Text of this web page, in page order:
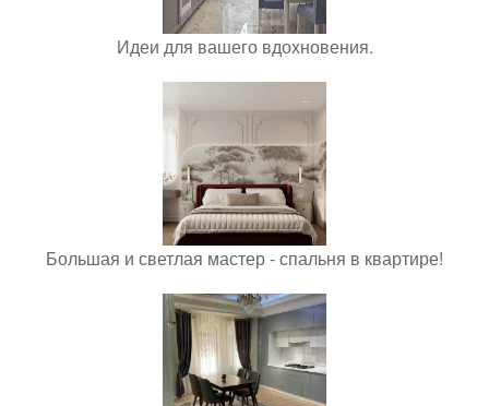
Идеи для вашего вдохновения.
Большая и светлая мастер - спальня в квартире!